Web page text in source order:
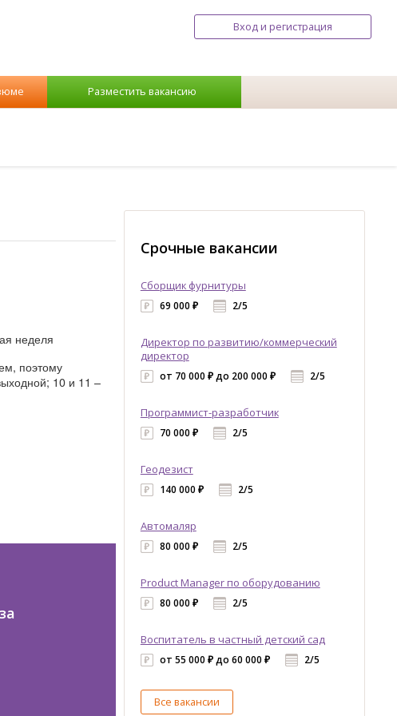
Вход и регистрация
Разместить вакансию
неделя
поэтому
10 и 11 –
Срочные вакансии
Сборщик фурнитуры
69 000 ₽ 2/5
Директор по развитию/коммерческий
директор
от 70 000 ₽ до 200 000 ₽ 2/5
Программист-разработчик
70 000 ₽ 2/5
Геодезист
140 000 ₽ 2/5
Автомаляр
80 000 ₽ 2/5
Product Manager по оборудованию
80 000 ₽ 2/5
Воспитатель в частный детский сад
от 55 000 ₽ до 60 000 ₽ 2/5
Все вакансии